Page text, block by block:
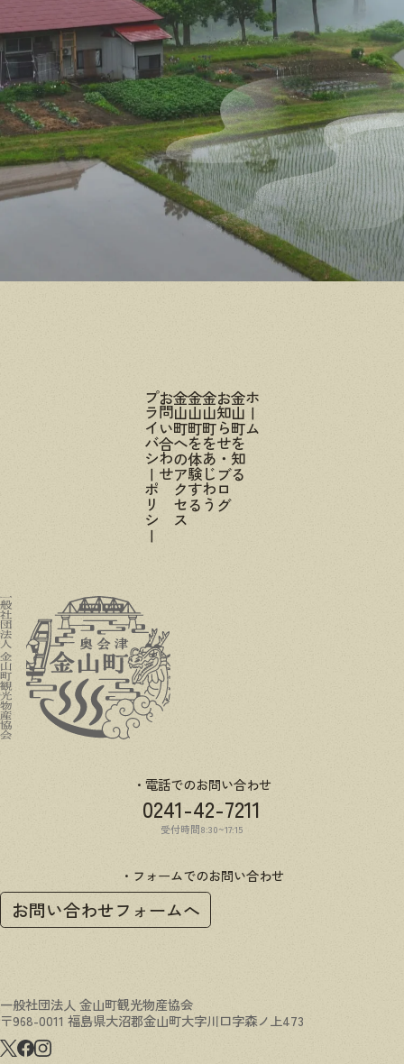
ホーム
金山町を知る
お知らせ・ブログ
金山町をあじわう
金山町を体験する
金山町へのアクセス
お問い合わせ
プライバシーポリシー
電話でのお問い合わせ
0241-42-7211
受付時間8:30~17:15
フォームでのお問い合わせ
お問い合わせフォームへ
一般社団法人 金山町観光物産協会
〒968-0011 福島県大沼郡金山町大字川口字森ノ上473